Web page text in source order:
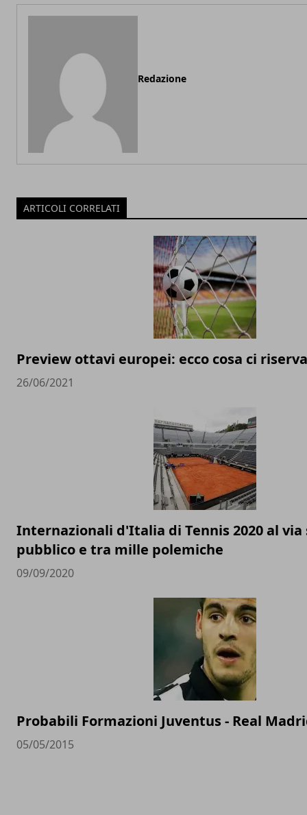
Redazione
ARTICOLI CORRELATI
Preview ottavi europei: ecco cosa ci
26/06/2021
Internazionali d'Italia di Tennis 2020 al via
pubblico e tra mille polemiche
09/09/2020
Probabili Formazioni Juventus - Real
05/05/2015